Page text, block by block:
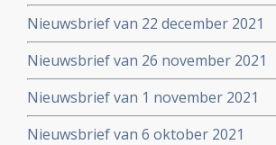
Nieuwsbrief van 22 december 2021
Nieuwsbrief van 26 november 2021
Nieuwsbrief van 1 november 2021
Nieuwsbrief van 6 oktober 2021